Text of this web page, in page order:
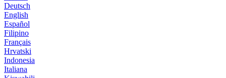
Deutsch
English
Español
Filipino
Français
Hrvatski
Indonesia
Italiana